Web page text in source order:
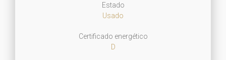
Estado
Usado
Certificado energético
D